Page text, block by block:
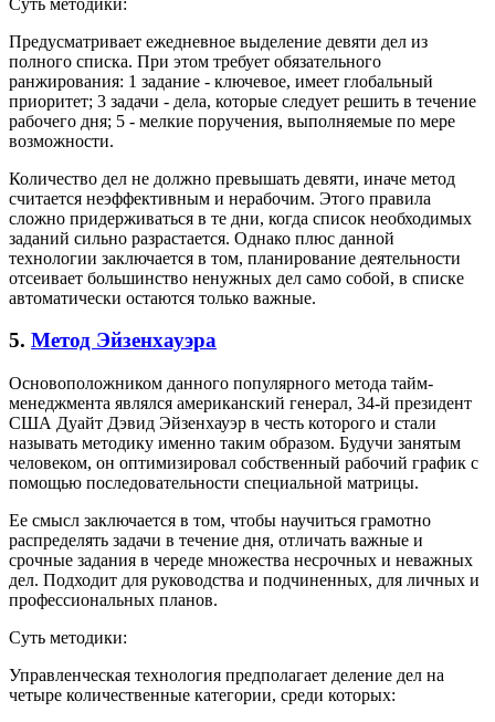
Предусматривает ежедневное выделение девяти дел из
полного списка. При этом требует обязательного
ранжирования: 1 задание - ключевое, имеет глобальный
приоритет; 3 задачи - дела, которые следует решить в течение
рабочего дня; 5 - мелкие поручения, выполняемые по мере
возможности.
Количество дел не должно превышать девяти, иначе метод
считается неэффективным и нерабочим. Этого правила
сложно придерживаться в те дни, когда список необходимых
заданий сильно разрастается. Однако плюс данной
технологии заключается в том, планирование деятельности
отсеивает большинство ненужных дел само собой, в списке
автоматически остаются только важные.
5. Метод Эйзенхауэра
Основоположником данного популярного метода тайм-
менеджмента являлся американский генерал, 34-й президент
США Дуайт Дэвид Эйзенхауэр в честь которого и стали
называть методику именно таким образом. Будучи занятым
человеком, он оптимизировал собственный рабочий график с
помощью последовательности специальной матрицы.
Ее смысл заключается в том, чтобы научиться грамотно
распределять задачи в течение дня, отличать важные и
срочные задания в череде множества несрочных и неважных
дел. Подходит для руководства и подчиненных, для личных и
профессиональных планов.
Суть методики:
Управленческая технология предполагает деление дел на
четыре количественные категории, среди которых: